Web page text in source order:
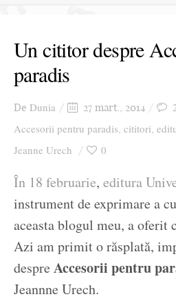
Stari
Un cititor despre
paradis
De Dunia 27 mart., 2014
Accesorii pentru paradis, cititori,
Jeanne Urech
0
În 18 februarie, editura
instrument de exprimare a
aceasta blogul meu, a
Azi am primit o răsplată,
despre Accesorii pentru
Jeannne Urech.